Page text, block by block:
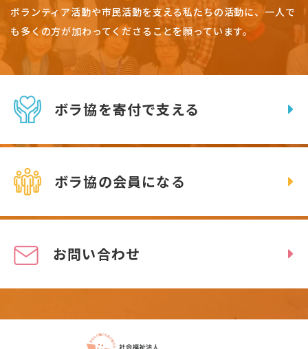
ボランティア活動や市民活動を支える私たちの活動に、一人で
も多くの方が加わってくださることを願っています。
ボラ協を寄付で支える
ボラ協の会員になる
お問い合わせ